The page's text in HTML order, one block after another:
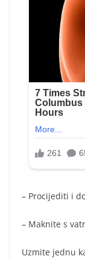
– Procijediti i
– Maknite s
Uzmite jednu